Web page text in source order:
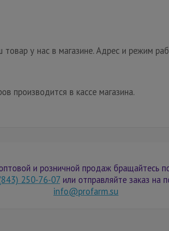
у нас в магазине. Адрес и режим
производится в кассе магазина.
и розничной продаж бращайтесь
250-76-07или отправляйте заказ на
info@profarm.su